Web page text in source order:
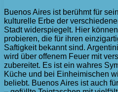
Buenos Aires ist berühmt für
kulturelle Erbe der
Stadt widerspiegelt. Hier
probieren, die für ihren
Saftigkeit bekannt sind.
wird über offenem Feuer mit
zubereitet. Es ist ein wahres
Küche und bei Einheimischen
beliebt. Buenos Aires ist auch